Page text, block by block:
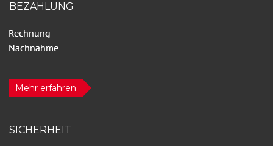
BEZAHLUNG
Mehr erfahren
SICHERHEIT